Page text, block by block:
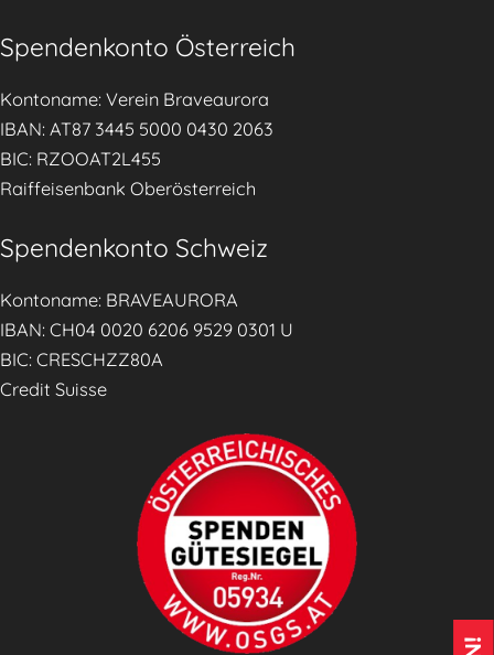
Spendenkonto Österreich
Kontoname: Verein Braveaurora
IBAN: AT87 3445 5000 0430 2063
BIC: RZOOAT2L455
Raiffeisenbank Oberösterreich
Spendenkonto Schweiz
Kontoname: BRAVEAURORA
IBAN: CH04 0020 6206 9529 0301 U
BIC: CRESCHZZ80A
Credit Suisse